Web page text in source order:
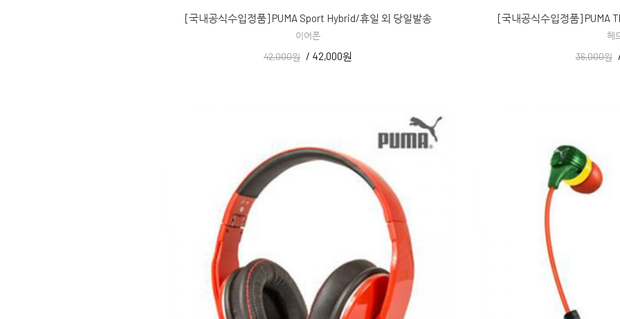
[국내공식수입정품] PUMA Sport Hybrid/휴일 외 당일발송
이어폰
42,000원 / 42,000원
[국내공식수입정품] PUMA
헤
36,000원